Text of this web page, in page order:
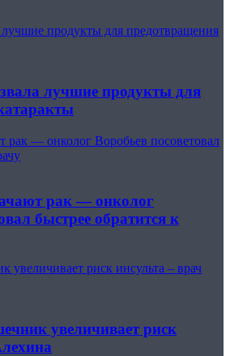
лучшие продукты для предотвращения
лучшие продукты для
рак — онколог Воробьев посоветовал
рак — онколог
быстрее обратится к
риск инсульта – врач
увеличивает риск